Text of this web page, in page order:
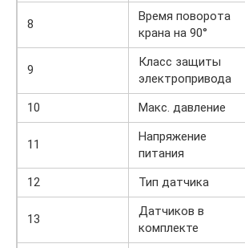
8
Время поворота
крана на 90°
9
Класс защиты
электропривода
10 Макс. давление
11
Напряжение
питания
12 Тип датчика
13
Датчиков в
комплекте